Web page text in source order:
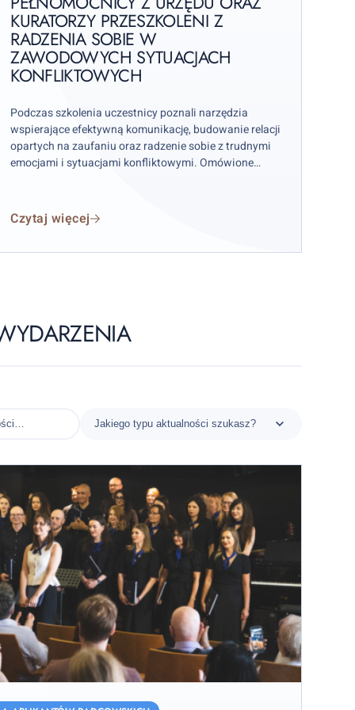
przeszkoleni
radzenia
sobie
zawodowych
sytuacjach
konfliktowych
KURATORZY PRZESZKOLENI Z
RADZENIA SOBIE W
ZAWODOWYCH SYTUACJACH
KONFLIKTOWYCH
Podczas szkolenia uczestnicy poznali narzędzia
wspierające efektywną komunikację, budowanie relacji
opartych na zaufaniu oraz radzenie sobie z trudnymi
emocjami i sytuacjami konfliktowymi. Omówione
techniki pozwalające skuteczniej zarządzać stresem w
pracy zawodowej. Warsztat poprowadził Patryk
Czytaj więcej